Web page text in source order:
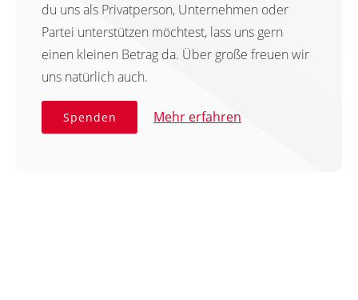
du uns als Privatperson, Unternehmen oder
Partei unterstützen möchtest, lass uns gern
einen kleinen Betrag da. Über große freuen wir
uns natürlich auch.
Spenden Mehr erfahren